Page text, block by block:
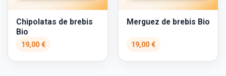
Chipolatas de brebis
Bio
19,00 €
Merguez de brebis Bio
19,00 €